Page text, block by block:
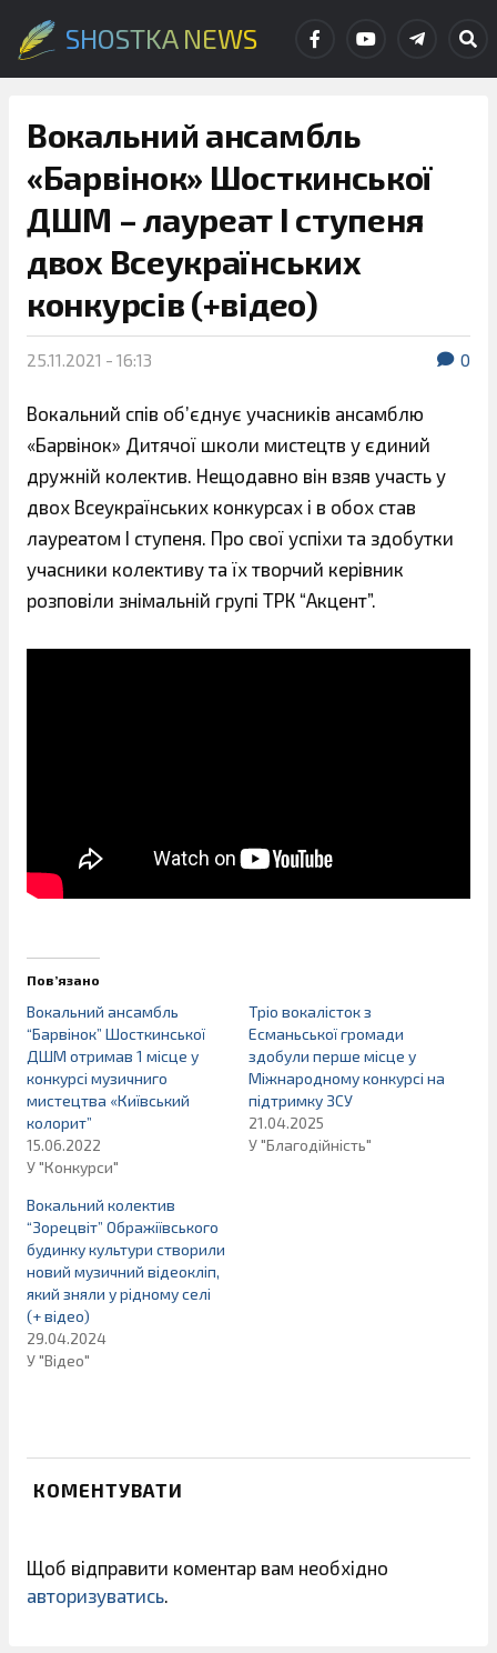
SHOSTKA NEWS
Вокальний ансамбль
«Барвінок» Шосткинської
ДШМ – лауреат І ступеня
двох Всеукраїнських
конкурсів (+відео)
25.11.2021 - 16:13 0
Вокальний спів об’єднує учасників ансамблю
«Барвінок» Дитячої школи мистецтв у єдиний
дружній колектив. Нещодавно він взяв участь у
двох Всеукраїнських конкурсах і в обох став
лауреатом І ступеня. Про свої успіхи та здобутки
учасники колективу та їх творчий керівник
розповіли знімальній групі ТРК “Акцент”.
Пов’язано
Вокальний ансамбль
“Барвінок” Шосткинської
ДШМ отримав 1 місце у
конкурсі музичниго
мистецтва «Київський
колорит”
15.06.2022
У "Конкурси"
Тріо вокалісток з
Есманьської громади
здобули перше місце у
Міжнародному конкурсі на
підтримку ЗСУ
21.04.2025
У "Благодійність"
Вокальний колектив
“Зорецвіт” Ображіївського
будинку культури створили
новий музичний відеокліп,
який зняли у рідному селі
(+ відео)
29.04.2024
У "Відео"
КОМЕНТУВАТИ
Щоб відправити коментар вам необхідно
авторизуватись.